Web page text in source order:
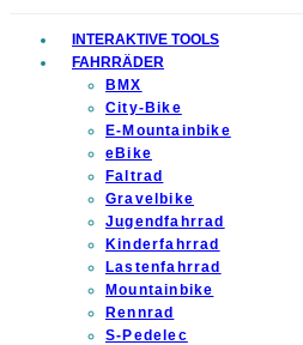
INTERAKTIVE TOOLS
FAHRRÄDER
BMX
City-Bike
E-Mountainbike
eBike
Faltrad
Gravelbike
Jugendfahrrad
Kinderfahrrad
Lastenfahrrad
Mountainbike
Rennrad
S-Pedelec